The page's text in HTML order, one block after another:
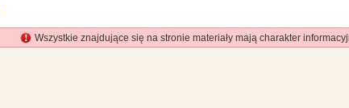
Wszystkie znajdujące się na stronie materiały mają charakter